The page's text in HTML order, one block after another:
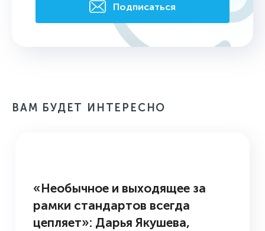
Подписаться
ВАМ БУДЕТ ИНТЕРЕСНО
«Необычное и выходящее за
рамки стандартов всегда
цепляет»: Дарья Якушева,